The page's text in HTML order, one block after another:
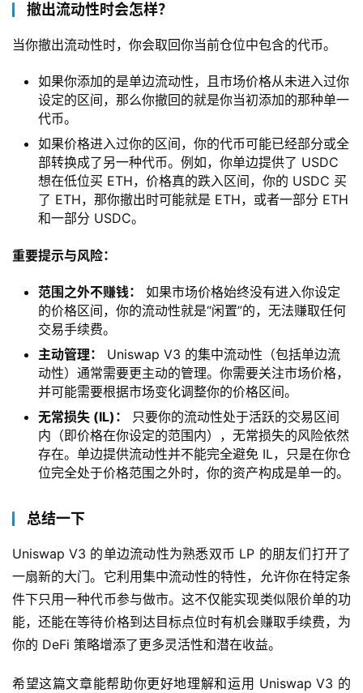
撤出流动性时会怎样？
当你撤出流动性时，你会取回你当前仓位中包含的代币。
如果你添加的是单边流动性，且市场价格从未进入过你
设定的区间，那么你撤回的就是你当初添加的那种单一
代币。
如果价格进入过你的区间，你的代币可能已经部分或全
部转换成了另一种代币。例如，你单边提供了 USDC
想在低位买 ETH，价格真的跌入区间，你的 USDC 买
了 ETH，那你撤出时可能就是 ETH，或者一部分 ETH
和一部分 USDC。
重要提示与风险：
范围之外不赚钱：
如果市场价格始终没有进入你设定
的价格区间，你的流动性就是“闲置”的，无法赚取任何
交易手续费。
主动管理：
Uniswap V3 的集中流动性（包括单边流
动性）通常需要更主动的管理。你需要关注市场价格，
并可能需要根据市场变化调整你的价格区间。
无常损失 (IL)：
只要你的流动性处于活跃的交易区间
内（即价格在你设定的范围内），无常损失的风险依然
存在。单边提供流动性并不能完全避免 IL，只是在你仓
位完全处于价格范围之外时，你的资产构成是单一的。
总结一下
Uniswap V3 的单边流动性为熟悉双币 LP 的朋友们打开了
一扇新的大门。它利用集中流动性的特性，允许你在特定条
件下只用一种代币参与做市。这不仅能实现类似限价单的功
能，还能在等待价格到达目标点位时有机会赚取手续费，为
你的 DeFi 策略增添了更多灵活性和潜在收益。
希望这篇文章能帮助你更好地理解和运用 Uniswap V3 的